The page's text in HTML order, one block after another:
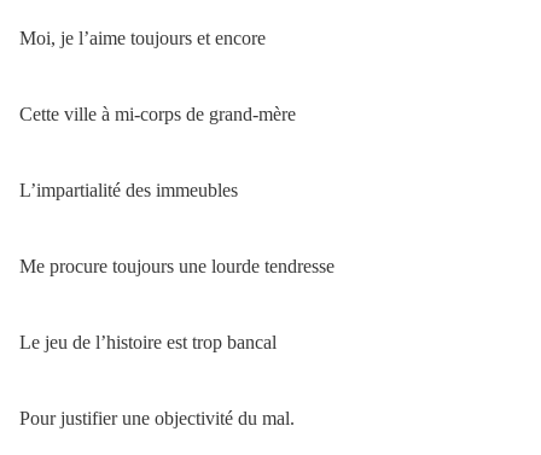
Moi, je l’aime toujours et encore
Cette ville à mi-corps de grand-mère
L’impartialité des immeubles
Me procure toujours une lourde tendresse
Le jeu de l’histoire est trop bancal
Pour justifier une objectivité du mal.